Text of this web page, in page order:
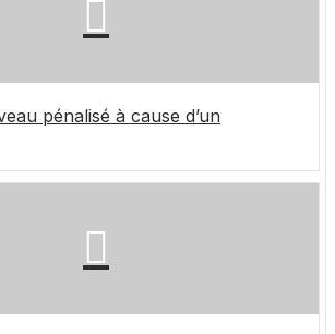
pénalisé à cause d’un